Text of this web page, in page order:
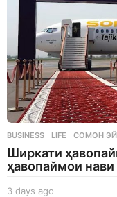
BUSINESS ,LIFE СОМОН
Ширкати
ҳавопаймои
3 days ago